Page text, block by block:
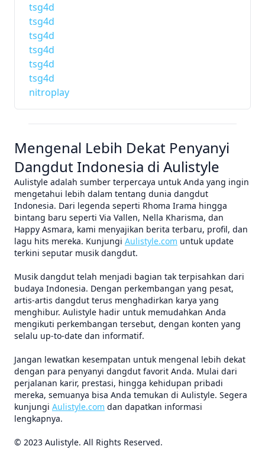
tsg4d
tsg4d
tsg4d
tsg4d
tsg4d
tsg4d
nitroplay
Mengenal Lebih Dekat Penyanyi
Dangdut Indonesia di Aulistyle
Aulistyle adalah sumber terpercaya untuk Anda yang ingin
mengetahui lebih dalam tentang dunia dangdut
Indonesia. Dari legenda seperti Rhoma Irama hingga
bintang baru seperti Via Vallen, Nella Kharisma, dan
Happy Asmara, kami menyajikan berita terbaru, profil, dan
lagu hits mereka. Kunjungi Aulistyle.com untuk update
terkini seputar musik dangdut.
Musik dangdut telah menjadi bagian tak terpisahkan dari
budaya Indonesia. Dengan perkembangan yang pesat,
artis-artis dangdut terus menghadirkan karya yang
menghibur. Aulistyle hadir untuk memudahkan Anda
mengikuti perkembangan tersebut, dengan konten yang
selalu up-to-date dan informatif.
Jangan lewatkan kesempatan untuk mengenal lebih dekat
dengan para penyanyi dangdut favorit Anda. Mulai dari
perjalanan karir, prestasi, hingga kehidupan pribadi
mereka, semuanya bisa Anda temukan di Aulistyle. Segera
kunjungi Aulistyle.com dan dapatkan informasi
lengkapnya.
© 2023 Aulistyle. All Rights Reserved.